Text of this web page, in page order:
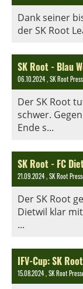
Dank seiner
der SK Root
SK Root - Blau
06.10.2024, SK Root
Der SK Root
schwer.
Ende s...
SK Root - FC
21.09.2024, SK Root
Der SK Root
Dietwil klar
...
IFV-Cup: SK
15.08.2024, SK Root